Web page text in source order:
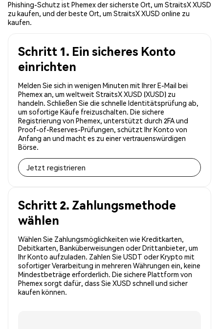
Phishing-Schutz ist Phemex der sicherste Ort, um StraitsX XUSD
zu kaufen, und der beste Ort, um StraitsX XUSD online zu
kaufen.
Schritt 1. Ein sicheres Konto
einrichten
Melden Sie sich in wenigen Minuten mit Ihrer E-Mail bei
Phemex an, um weltweit StraitsX XUSD (XUSD) zu
handeln. Schließen Sie die schnelle Identitätsprüfung ab,
um sofortige Käufe freizuschalten. Die sichere
Registrierung von Phemex, unterstützt durch 2FA und
Proof-of-Reserves-Prüfungen, schützt Ihr Konto von
Anfang an und macht es zu einer vertrauenswürdigen
Börse.
Jetzt registrieren
Schritt 2. Zahlungsmethode
wählen
Wählen Sie Zahlungsmöglichkeiten wie Kreditkarten,
Debitkarten, Banküberweisungen oder Drittanbieter, um
Ihr Konto aufzuladen. Zahlen Sie USDT oder Krypto mit
sofortiger Verarbeitung in mehreren Währungen ein, keine
Mindestbeträge erforderlich. Die sichere Plattform von
Phemex sorgt dafür, dass Sie XUSD schnell und sicher
kaufen können.